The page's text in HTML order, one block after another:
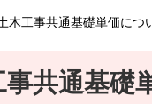
木工事共通基礎単価につ
共通基礎